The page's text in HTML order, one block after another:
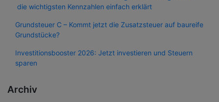
die wichtigsten Kennzahlen einfach erklärt
Grundsteuer C – Kommt jetzt die Zusatzsteuer auf baureife
Grundstücke?
Investitionsbooster 2026: Jetzt investieren und Steuern
sparen
Archiv